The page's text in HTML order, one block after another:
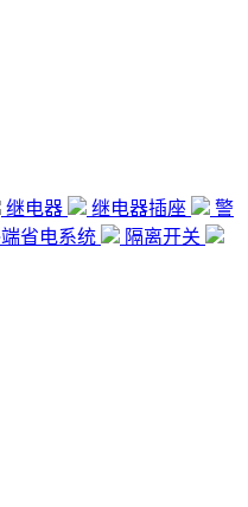
继电器 继电器插座
警
省电系统
隔离开关